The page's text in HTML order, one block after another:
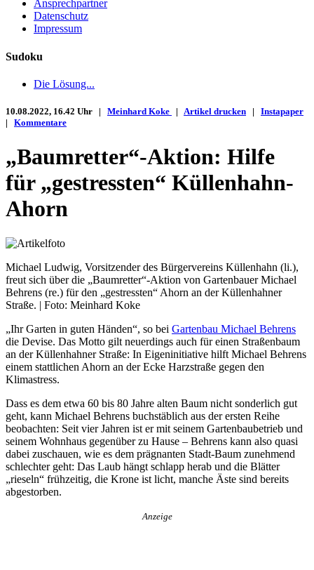
Ansprechpartner
Datenschutz
Impressum
Sudoku
Die Lösung...
10.08.2022, 16.42 Uhr | Meinhard Koke | Artikel drucken | Instapaper
| Kommentare
„Baumretter“-Aktion: Hilfe
für „gestressten“ Küllenhahn-
Ahorn
Michael Ludwig, Vorsitzender des Bürgervereins Küllenhahn (li.),
freut sich über die „Baumretter“-Aktion von Gartenbauer Michael
Behrens (re.) für den „gestressten“ Ahorn an der Küllenhahner
Straße. | Foto: Meinhard Koke
„Ihr Garten in guten Händen“, so bei Gartenbau Michael Behrens
die Devise. Das Motto gilt neuerdings auch für einen Straßenbaum
an der Küllenhahner Straße: In Eigeninitiative hilft Michael Behrens
einem stattlichen Ahorn an der Ecke Harzstraße gegen den
Klimastress.
Dass es dem etwa 60 bis 80 Jahre alten Baum nicht sonderlich gut
geht, kann Michael Behrens buchstäblich aus der ersten Reihe
beobachten: Seit vier Jahren ist er mit seinem Gartenbaubetrieb und
seinem Wohnhaus gegenüber zu Hause – Behrens kann also quasi
dabei zuschauen, wie es dem prägnanten Stadt-Baum zunehmend
schlechter geht: Das Laub hängt schlapp herab und die Blätter
„rieseln“ frühzeitig, die Krone ist licht, manche Äste sind bereits
abgestorben.
Anzeige